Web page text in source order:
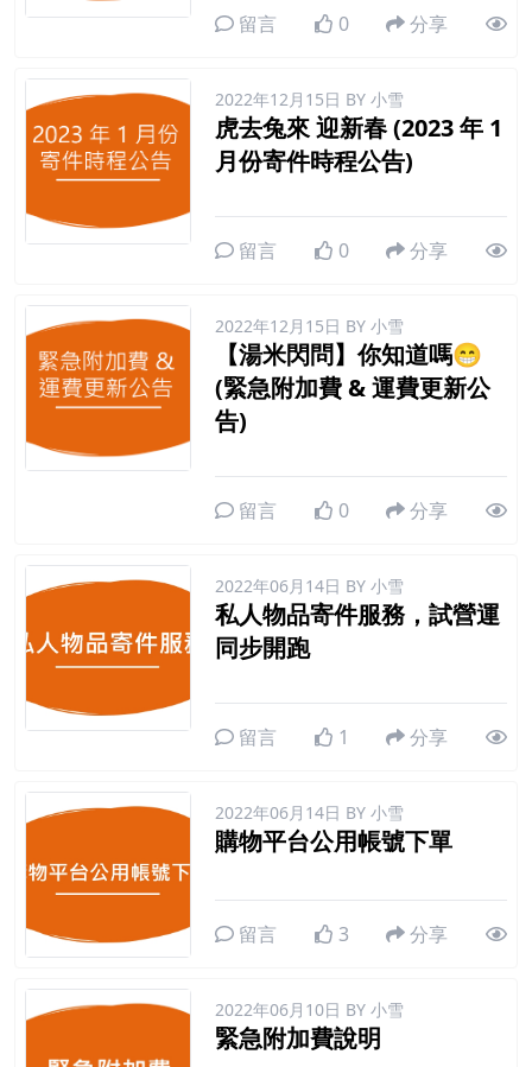
留言 0 分享
2022年12月15日 BY 小雪
虎去兔來 迎新春 (2023 年 1
月份寄件時程公告)
留言 0 分享
2022年12月15日 BY 小雪
【湯米閃問】你知道嗎😁
(緊急附加費 & 運費更新公
告)
留言 0 分享
2022年06月14日 BY 小雪
私人物品寄件服務，試營運
同步開跑
留言 1 分享
2022年06月14日 BY 小雪
購物平台公用帳號下單
留言 3 分享
2022年06月10日 BY 小雪
緊急附加費說明